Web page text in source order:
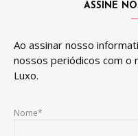
ASSINE
Ao assinar nosso
nossos periódicos com o
Luxo.
Nome*